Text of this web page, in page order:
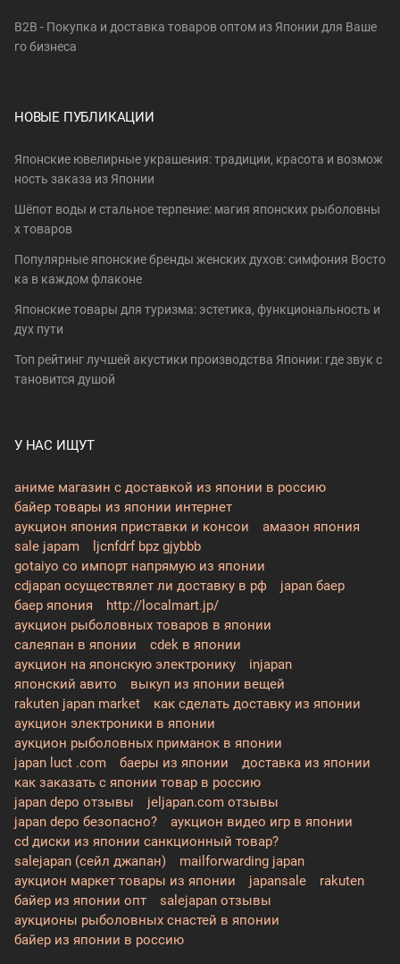
B2B - Покупка и доставка товаров оптом из Японии для Ваше
го бизнеса
НОВЫЕ ПУБЛИКАЦИИ
Японские ювелирные украшения: традиции, красота и возмож
ность заказа из Японии
Шёпот воды и стальное терпение: магия японских рыболовны
х товаров
Популярные японские бренды женских духов: симфония Восто
ка в каждом флаконе
Японские товары для туризма: эстетика, функциональность и
дух пути
Топ рейтинг лучшей акустики производства Японии: где звук с
тановится душой
У НАС ИЩУТ
аниме магазин с доставкой из японии в россию
байер товары из японии интернет
аукцион япония приставки и консои
амазон япония
sale japam
ljcnfdrf bpz gjybbb
gotaiyo co импорт напрямую из японии
cdjapan осуществялет ли доставку в рф
japan баер
баер япония
http://localmart.jp/
аукцион рыболовных товаров в японии
салеяпан в японии
cdek в японии
аукцион на японскую электронику
injapan
японский авито
выкуп из японии вещей
rakuten japan market
как сделать доставку из японии
аукцион электроники в японии
аукцион рыболовных приманок в японии
japan luct .com
баеры из японии
доставка из японии
как заказать с японии товар в россию
japan depo отзывы
jeljapan.com отзывы
japan depo безопасно?
аукцион видео игр в японии
cd диски из японии санкционный товар?
salejapan (сейл джапан)
mailforwarding japan
аукцион маркет товары из японии
japansale
rakuten
байер из японии опт
salejapan отзывы
аукционы рыболовных снастей в японии
байер из японии в россию